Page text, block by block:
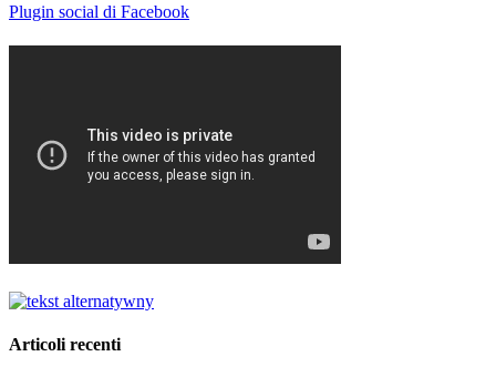
Plugin social di Facebook
Articoli recenti